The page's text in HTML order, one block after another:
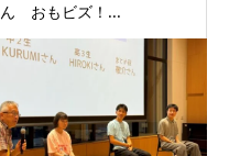
ん おもビズ！...